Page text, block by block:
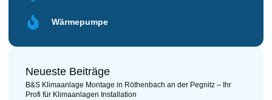
Wärmepumpe
Neueste Beiträge
B&S Klimaanlage Montage in Röthenbach an der Pegnitz – Ihr
Profi für Klimaanlagen Installation